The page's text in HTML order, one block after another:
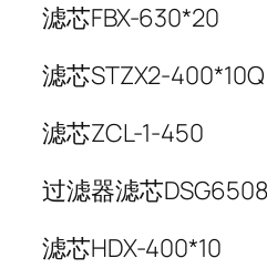
滤芯FBX-630*20
滤芯STZX2-400*10Q
滤芯ZCL-1-450
过滤器滤芯DSG6508
滤芯HDX-400*10